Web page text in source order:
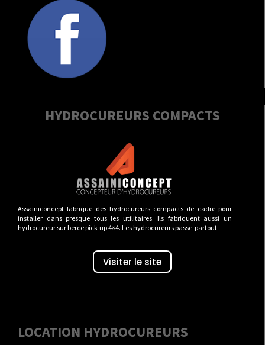
HYDROCUREURS COMPACTS
Assainiconcept fabrique des hydrocureurs compacts de cadre pour
installer dans presque tous les utilitaires. Ils fabriquent aussi un
hydrocureur sur berce pick-up 4×4. Les hydrocureurs passe-partout.
Visiter le site
LOCATION HYDROCUREURS